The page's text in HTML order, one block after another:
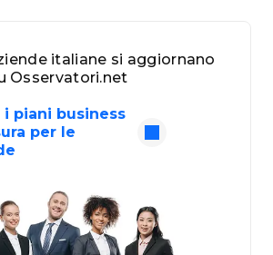
italiane si aggiornano
Osservatori.net
i piani business
per le